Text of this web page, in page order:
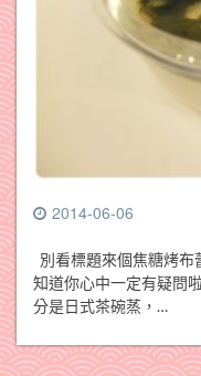
2014-06-06
別看標題來個焦糖烤
知道你心中一定有疑問
分是日式茶碗蒸，…